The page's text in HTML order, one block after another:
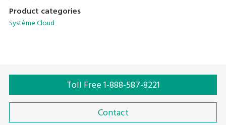
Product categories
Système Cloud
Toll Free 1-888-587-8221
Contact